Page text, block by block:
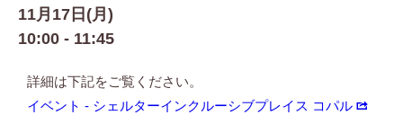
11月17日(月)
10:00 - 11:45
詳細は下記をご覧ください。
イベント - シェルターインクルーシブプレイス コパル